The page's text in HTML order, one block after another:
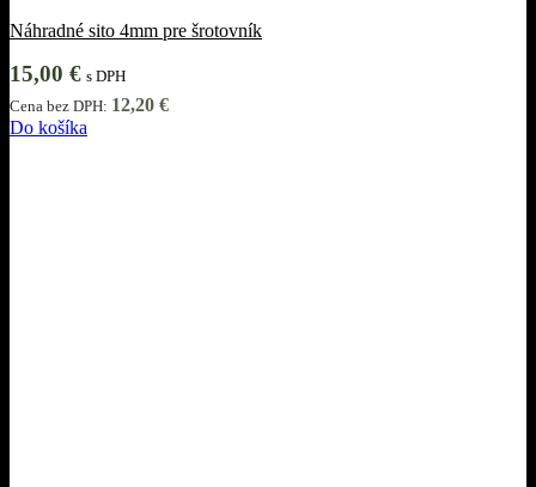
Náhradné sito 4mm pre šrotovník
15,00 € s DPH
Cena bez DPH: 12,20 €
Do košíka